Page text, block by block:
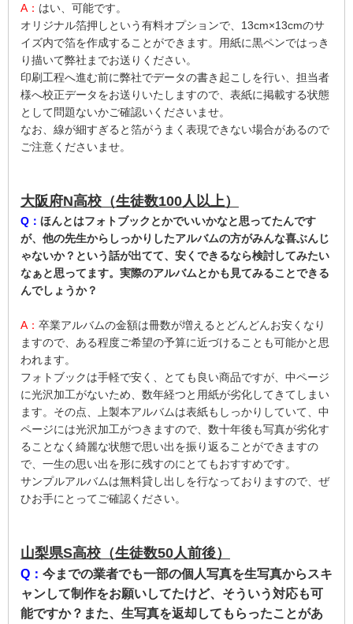
A： はい、可能です。
オリジナル箔押しという有料オプションで、13cm×13cmのサ
イズ内で箔を作成することができます。用紙に黒ペンではっき
り描いて弊社までお送りください。
印刷工程へ進む前に弊社でデータの書き起こしを行い、担当者
様へ校正データをお送りいたしますので、表紙に掲載する状態
として問題ないかご確認いくださいませ。
なお、線が細すぎると箔がうまく表現できない場合があるので
ご注意くださいませ。
大阪府N高校（生徒数100人以上）
Q： ほんとはフォトブックとかでいいかなと思ってたんです
が、他の先生からしっかりしたアルバムの方がみんな喜ぶんじ
ゃないか？という話が出てて、安くできるなら検討してみたい
なぁと思ってます。実際のアルバムとかも見てみることできる
んでしょうか？
A： 卒業アルバムの金額は冊数が増えるとどんどんお安くなり
ますので、ある程度ご希望の予算に近づけることも可能かと思
われます。
フォトブックは手軽で安く、とても良い商品ですが、中ページ
に光沢加工がないため、数年経つと用紙が劣化してきてしまい
ます。その点、上製本アルバムは表紙もしっかりしていて、中
ページには光沢加工がつきますので、数十年後も写真が劣化す
ることなく綺麗な状態で思い出を振り返ることができますの
で、一生の思い出を形に残すのにとてもおすすめです。
サンプルアルバムは無料貸し出しを行なっておりますので、ぜ
ひお手にとってご確認ください。
山梨県S高校（生徒数50人前後）
Q： 今までの業者でも一部の個人写真を生写真からスキ
ャンして制作をお願いしてたけど、そういう対応も可
能ですか？また、生写真を返却してもらったことがあ